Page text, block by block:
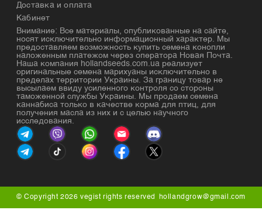
Доставка и оплата
Кабинет
Внимание: Все материалы, опубликованные на сайте,
носят исключительно информационный характер. Мы
предоставляем возможность купить семена конопли
наложенным платежом через оператора Новая Почта.
Наша компания hollandseeds.com.ua реализует
оригинальные семена марихуаны исключительно в
пределах территории Украины. За границу товар не
высылаем ввиду усиленного контроля со стороны
таможенной службы Украины. Мы продаем семена
каннабиса только в качестве корма для птиц, для
получения масла из них и с целью научного
исследования.
© Copyright 2026 vegist rights reserved hollandgrow@gmail.com